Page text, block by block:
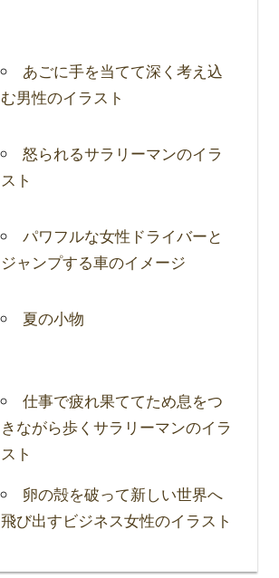
あごに手を当てて深く考え込
む男性のイラスト
怒られるサラリーマンのイラ
スト
パワフルな女性ドライバーと
ジャンプする車のイメージ
夏の小物
仕事で疲れ果ててため息をつ
きながら歩くサラリーマンのイラ
スト
卵の殻を破って新しい世界へ
飛び出すビジネス女性のイラスト